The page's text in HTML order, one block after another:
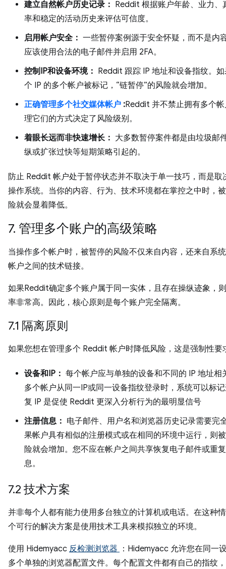
建立自然帐户历史记录： Reddit 根据账户年龄、业力、
率和稳定的活动历史来评估可信度。
启用帐户安全： 一些暂停案例源于安全怀疑，而不是内
应该使用合法的电子邮件并启用 2FA。
控制IP和设备环境： Reddit 跟踪 IP 地址和设备指纹。
个 IP 的多个帐户被标记，“链暂停”的风险就会增加。
正确管理多个社交媒体帐户 :Reddit 并不禁止拥有多个
理它们的方式决定了风险级别。
着眼长远而非快速增长： 大多数暂停案件都是由垃圾邮
纵或扩张过快等短期策略引起的。
防止 Reddit 帐户处于暂停状态并不取决于单一技巧，而是取
操作系统。当你的内容、行为、技术环境都在掌控之中时，
险就会显着降低。
7. 管理多个账户的高级策略
当操作多个帐户时，被暂停的风险不仅来自内容，还来自系
帐户之间的技术链接。
如果Reddit确定多个账户属于同一实体，且存在操纵迹象，
率非常高。因此，核心原则是每个账户完全隔离。
7.1 隔离原则
如果您想在管理多个 Reddit 帐户时降低风险，这是强制性要
设备和IP： 每个帐户应与单独的设备和不同的 IP 地址相
多个帐户从同一IP或同一设备指纹登录时，系统可以标
复 IP 是促使 Reddit 更深入分析行为的最明显信号
注册信息： 电子邮件、用户名和浏览器历史记录需要完
果帐户具有相似的注册模式或在相同的环境中运行，则
险就会增加。您不应在帐户之间共享恢复电子邮件或重
息。
7.2 技术方案
并非每个人都有能力使用多台独立的计算机或电话。在这种
个可行的解决方案是使用技术工具来模拟独立的环境。
使用 Hidemyacc 反检测浏览器 ：Hidemyacc 允许您在同一
多个单独的浏览器配置文件。每个配置文件都有自己的指纹